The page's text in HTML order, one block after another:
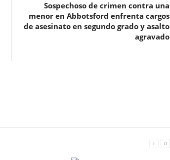
Sospechoso de crimen contra una
menor en Abbotsford enfrenta cargos
de asesinato en segundo grado y asalto
agravado